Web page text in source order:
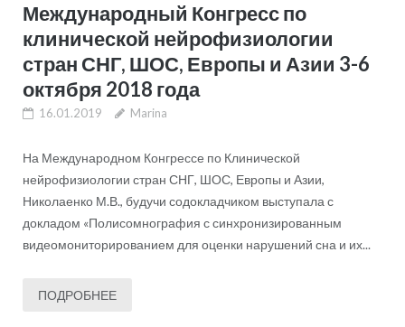
Международный Конгресс по
клинической нейрофизиологии
стран СНГ, ШОС, Европы и Азии 3-6
октября 2018 года
16.01.2019 Marina
На Международном Конгрессе по Клинической
нейрофизиологии стран СНГ, ШОС, Европы и Азии,
Николаенко М.В., будучи содокладчиком выступала с
докладом «Полисомнография с синхронизированным
видеомониторированием для оценки нарушений сна и их...
ПОДРОБНЕЕ